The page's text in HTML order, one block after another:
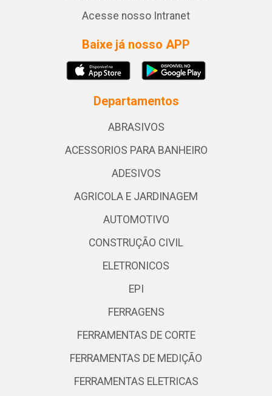
Acesse nosso Intranet
Baixe já nosso APP
Departamentos
ABRASIVOS
ACESSORIOS PARA BANHEIRO
ADESIVOS
AGRICOLA E JARDINAGEM
AUTOMOTIVO
CONSTRUÇÃO CIVIL
ELETRONICOS
EPI
FERRAGENS
FERRAMENTAS DE CORTE
FERRAMENTAS DE MEDIÇÃO
FERRAMENTAS ELETRICAS